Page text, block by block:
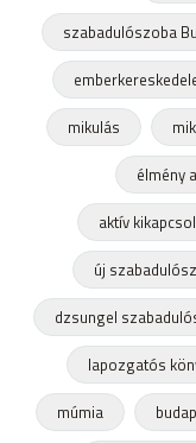
szabadulószoba
mikulás
élmény
aktív
új
dzsungel
lapozgatós
múmia